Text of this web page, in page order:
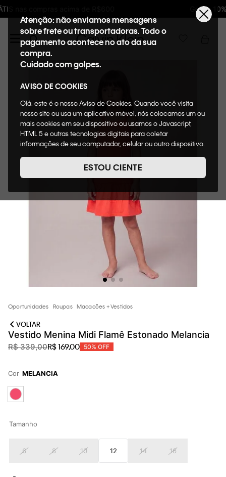
Ganhe 10% de GIFTBACK em todas as compras
Atenção: não enviamos mensagens
sobre frete ou transportadoras. Todo o
pagamento acontece no ato da sua
compra.
Cuidado com golpes.
AVISO DE COOKIES
Olá, este é o nosso Aviso de Cookies. Quando você visita
nosso site ou usa um aplicativo móvel, nós colocamos um ou
mais cookies em seu dispositivo ou usamos o Javascript,
HTML 5 e outras tecnologias digitais para coletar
informações de seu computador, celular ou outro dispositivo.
de cookies, informaremos quais cookies usaremos e quais
suas funções. A forma como processamos os dados
nosso Aviso de Privacidade. Quando você visita nosso site,
consideraremos isso como sua solicitação específica para
fornecer a você toda a funcionalidade do site, incluindo,
entre outros, a capacidade de comprar um item em nossa
loja virtual. Para maiores informações sobre o nosso aviso de
ESTOU CIENTE
Oportunidades Roupas Macacões + Vestidos
VOLTAR
Vestido Menina Midi Flamê Estonado Melancia
R$ 339,00R$169,00 50% OFF
Cor MELANCIA
Tamanho
6 8 10 12 14 16